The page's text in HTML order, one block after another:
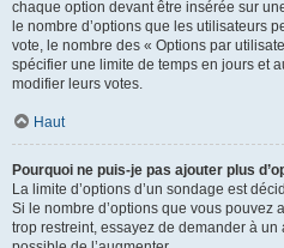
chaque option devant être insérée sur
le nombre d’options que les utilisateurs
vote, le nombre des « Options par
spécifier une limite de temps en jours et
modifier leurs votes.
Haut
Pourquoi ne puis-je pas ajouter plus
La limite d’options d’un sondage est
Si le nombre d’options que vous pouvez
trop restreint, essayez de demander à un